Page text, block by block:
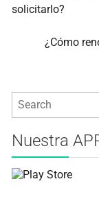
solicitarlo?
¿Cómo
Nuestra